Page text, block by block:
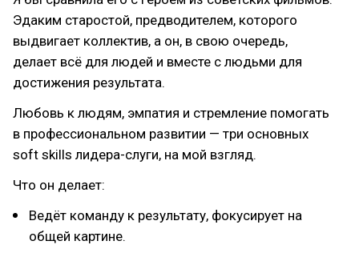
Эдаким старостой, предводителем, которого
выдвигает коллектив, а он, в свою очередь,
делает всё для людей и вместе с людьми для
достижения результата.
Любовь к людям, эмпатия и стремление помогать
в профессиональном развитии — три основных
soft skills лидера-слуги, на мой взгляд.
Что он делает:
Ведёт команду к результату, фокусирует на
общей картине.